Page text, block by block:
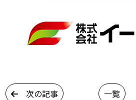
次の記事 一覧